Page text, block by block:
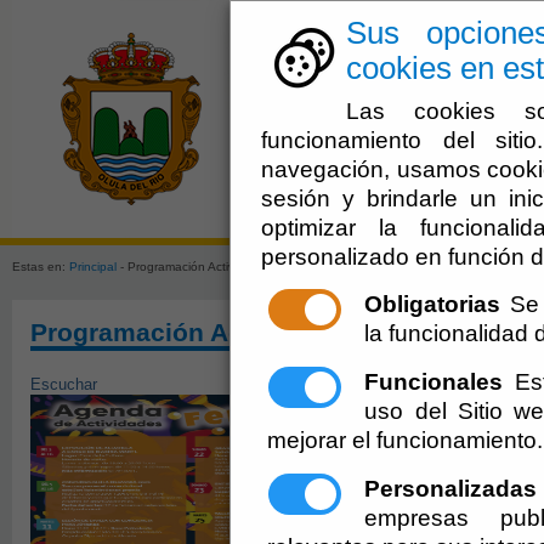
Sus
cookies en
Las cookies
funcionamiento del
navegación, usamos
sesión y brindarle un
optimizar la
personalizado en función
Obligatorias
la funcionalidad
Funcionales
uso del Sitio
mejorar el funcionamiento.
Personalizadas
empresas
El
Estas en: Principal - Programación Actividades Febrero 2025
Programación Actividades Febrero 2025
Escuchar